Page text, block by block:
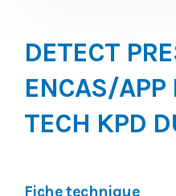
DETECT
ENCAS/APP
TECH KPD
Fiche technique